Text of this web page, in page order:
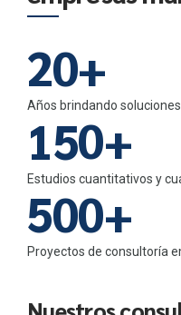
1
2
3
4
5
6
9
0+
Años brindando
0
1
2
3
3
4
5
6
7
8
9
0+
Estudios cuantitativos y
1
2
3
4
5
6
6
7
8
9
0
6
7
8
9
0+
Proyectos de consultoría